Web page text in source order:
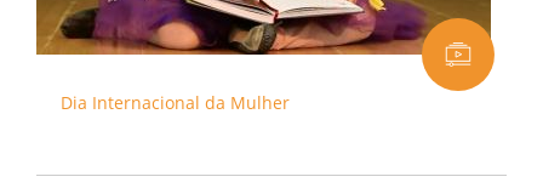
Dia Internacional da Mulher